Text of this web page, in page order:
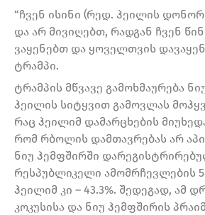
“ჩვენ ისინი (რედ. ჰეილის
და არ მივიღებთ, რადგან ჩვენ წინ
ვაყენებთ და ყოველთვის
ტრამპი.
ტრამპის მწვავე გამოხმაურება
ჰეილის სიტყვით გამოვლას
რაც ჰეილიმ დამარცხების
რომ რბოლის დამთავრებას არ
ნიუ ჰემფშირში
რესპუბლიკელი ამომრჩევლების
ჰეილიმ კი – 43.3%. შედეგად, ამ
კოკუსისა და ნიუ ჰემფშირის